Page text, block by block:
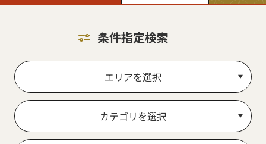
条件指定検索
エリアを選択
カテゴリを選択